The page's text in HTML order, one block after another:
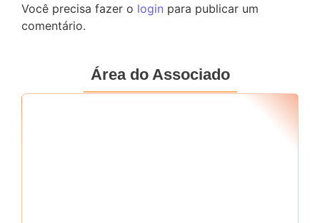
Você precisa fazer o login para publicar um
comentário.
Área do Associado